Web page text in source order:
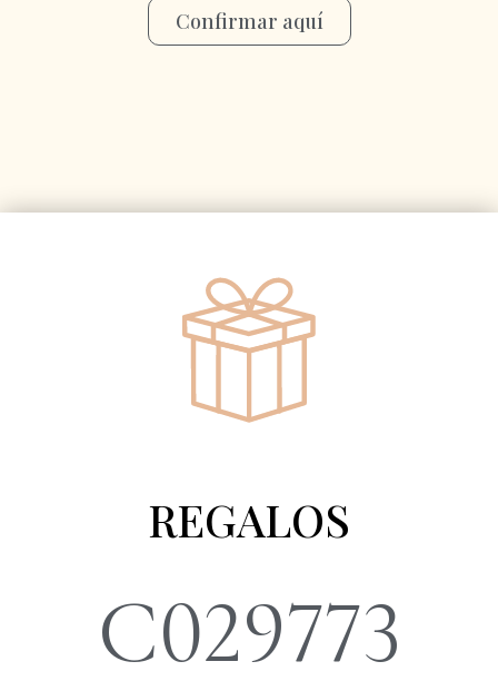
Confirmar aquí
REGALOS
C029773